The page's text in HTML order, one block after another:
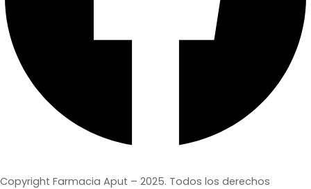
Copyright Farmacia Aput – 2025. Todos los derechos